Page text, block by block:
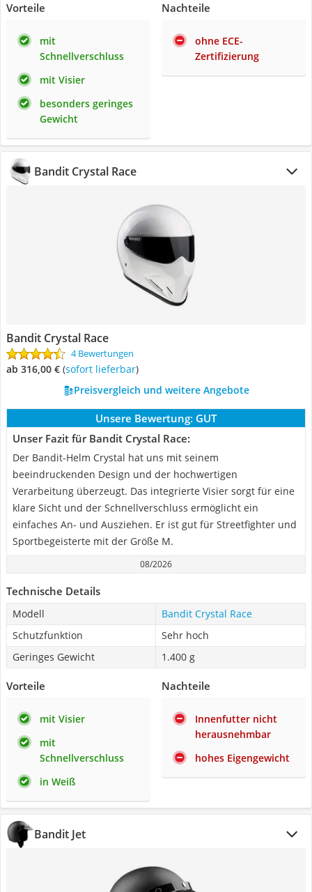
Vorteile
mit
Schnellverschluss
mit Visier
besonders geringes
Gewicht
Nachteile
ohne ECE-
Zertifizierung
Bandit Crystal Race
Bandit Crystal Race
4 Bewertungen
ab 316,00 € ( Sofort lieferbar)
Preisvergleich und weitere Angebote
Unsere Bewertung: GUT
Unser Fazit für Bandit Crystal Race:
Der Bandit-Helm Crystal hat uns mit seinem
beeindruckenden Design und der hochwertigen
Verarbeitung überzeugt. Das integrierte Visier sorgt für eine
klare Sicht und der Schnellverschluss ermöglicht ein
einfaches An- und Ausziehen. Er ist gut für Streetfighter und
Sportbegeisterte mit der Größe M.
08/2026
Technische Details
Modell
Bandit Crystal Race
Schutzfunktion
Sehr hoch
Geringes Gewicht
1.400 g
Vorteile
mit Visier
mit
Schnellverschluss
in Weiß
Nachteile
Innenfutter nicht
herausnehmbar
hohes Eigengewicht
Bandit Jet